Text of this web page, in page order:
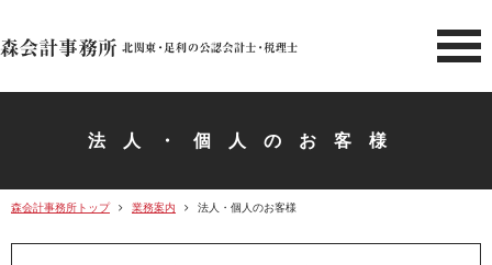
北関東 足利市の公認会計士・
法人・個人のお客様
森会計事務所トップ 業務案内 法人・個人のお客様